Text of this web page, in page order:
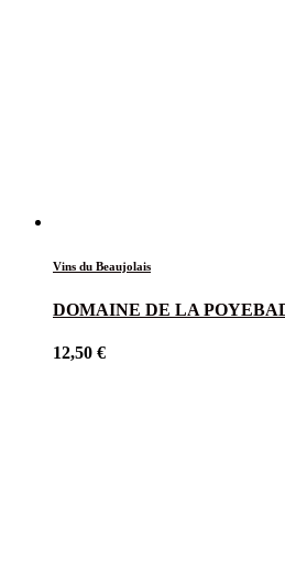
Vins du Beaujolais
DOMAINE DE LA
12,50 €